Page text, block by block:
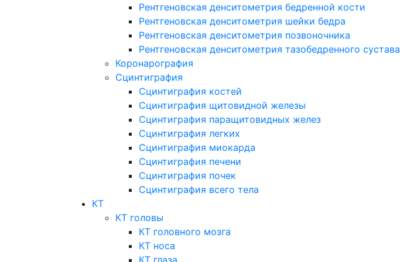
Рентгеновская денситометрия бедренной кости
Рентгеновская денситометрия шейки бедра
Рентгеновская денситометрия позвоночника
Рентгеновская денситометрия тазобедренного сустава
Коронарография
Сцинтиграфия
Сцинтиграфия костей
Сцинтиграфия щитовидной железы
Сцинтиграфия паращитовидных желез
Сцинтиграфия легких
Сцинтиграфия миокарда
Сцинтиграфия печени
Сцинтиграфия почек
Сцинтиграфия всего тела
КТ
КТ головы
КТ головного мозга
КТ носа
КТ глаза